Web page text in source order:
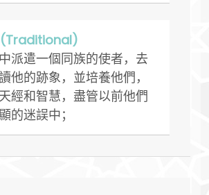
派遣一個同族的使者，去
他的跡象，並培養他們，
經和智慧，盡管以前他們
的迷誤中；